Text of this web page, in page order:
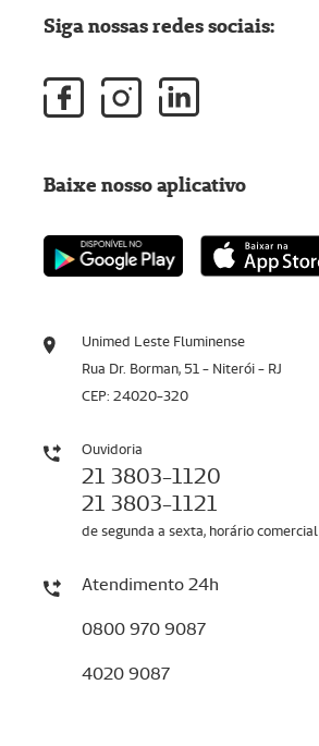
Unimed Leste Fluminense
Rua Dr. Borman, 51 - Niterói - RJ
CEP: 24020-320
Ouvidoria
21 3803-1120
21 3803-1121
de segunda a sexta, horário comercial
Atendimento 24h
0800 970 9087
4020 9087
Siga nossas redes sociais:
Baixe nosso aplicativo